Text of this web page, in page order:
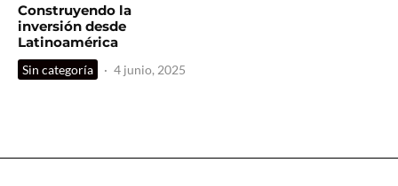
Construyendo la
inversión desde
Latinoamérica
Sin categoría · 4 junio, 2025